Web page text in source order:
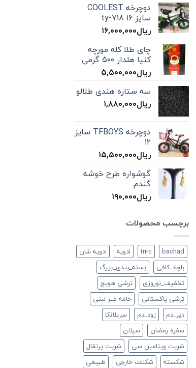
دوچرخه COOLEST
سایز ۱۶ ty-718
ریال۱۶,۰۰۰,۰۰۰
چای طلا کله مورچه
کنیا هلدار ۵۰۰ گرمی
ریال۵,۵۰۰,۰۰۰
سه ستاره هندی طلالو
ریال۱,۸۸۰,۰۰۰
دوچرخه TFBOYS سایز
۱۲
ریال۱۵,۵۰۰,۰۰۰
گوشواره طرح خوشه
گندم
ریال۱۹۰,۰۰۰
برچسب محصولات
bachad
tri-c ادویه
ادویه شان
باچاد کافی
بسته_بندی_بزرگ
تخفیف_نوروزی
ترشی هویج
ترشی پاکستانی
خامه غیر لبنی
دير_دم
زود_دم
سريلانكا
سفره رمضان
سيلان
شربت ویتامین سی
شربت پرتقال
شكسته
شکلات خارجی
طبيعي